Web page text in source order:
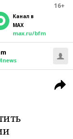
16+
Канал в
MAX
max.ru/bfm